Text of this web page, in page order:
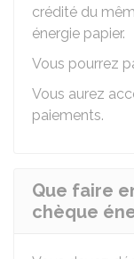
crédité du
énergie papier.
Vous pourrez
Vous aurez
paiements.
Que faire
chèque